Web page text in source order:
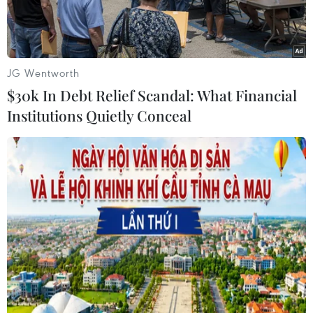
(Nguồn: Times Higher Education)
Kênh truyền hình Sky News ngày 15/12 dẫn một
số nguồn tin cho biết các khoản tiền mà Anh
phải trả cho Liên minh châu Âu (EU) theo các
cam kết của Anh nếu nước nảy ra khỏi liên
minh, có thể lên tới 60 tỷ euro.
JG Wentworth
$30k In Debt Relief Scandal: What Financial
Institutions Quietly Conceal